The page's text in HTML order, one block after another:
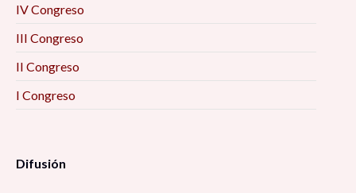
IV Congreso
III Congreso
II Congreso
I Congreso
Difusión